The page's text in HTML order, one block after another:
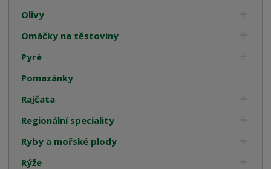
Olivy
Omáčky na těstoviny
Pyré
Pomazánky
Rajčata
Regionální speciality
Ryby a mořské plody
Rýže